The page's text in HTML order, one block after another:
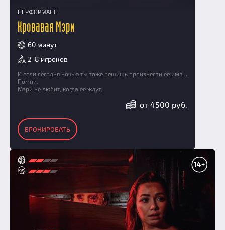
ПЕРФОРМАНС
Кровавая Мэри
60 минут
2-8 игроков
И если сегодня ночью ты тоже решишь произнести ее имя…
Помни.
Мэри не любит, когда ее ждут.
от 4500 руб.
БРОНИРОВАТЬ
14+